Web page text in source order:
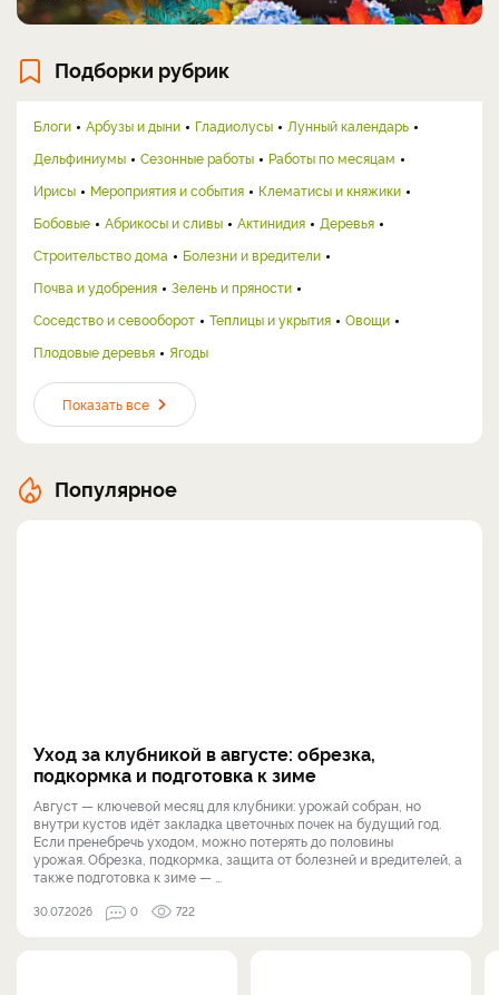
Подборки рубрик
Блоги Арбузы и дыни Гладиолусы
Лунный календарь
Дельфиниумы
Сезонные работы
Работы по месяцам
Ирисы
Мероприятия и события
Клематисы и княжики
Бобовые
Абрикосы и сливы Актинидия
Деревья
Строительство дома
Болезни и вредители
Почва и удобрения
Зелень и пряности
Соседство и севооборот
Теплицы и укрытия
Овощи
Плодовые деревья
Ягоды
Показать все
Популярное
Уход за клубникой в августе: обрезка,
подкормка и подготовка к зиме
Август — ключевой месяц для клубники: урожай собран, но
внутри кустов идёт закладка цветочных почек на будущий год.
Если пренебречь уходом, можно потерять до половины
урожая. Обрезка, подкормка, защита от болезней и вредителей, а
также подготовка к зиме — ...
30.07.2026 0 722